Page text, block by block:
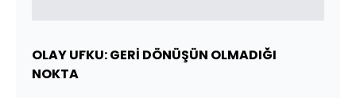
OLAY UFKU: GERİ DÖNÜŞÜN OLMADIĞI
NOKTA